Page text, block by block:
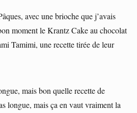
avec une brioche que j’avais
moment le Krantz Cake au chocolat
Tamimi, une recette tirée de leur
mais bon quelle recette de
longue, mais ça en vaut vraiment la